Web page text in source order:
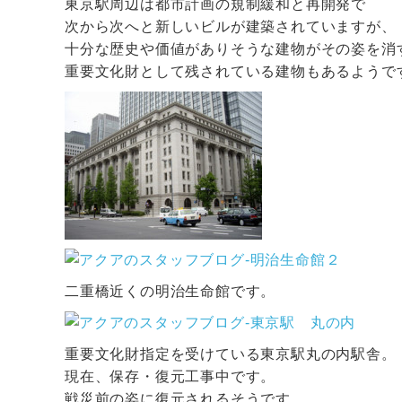
東京駅周辺は都市計画の規制緩和と再開発で
次から次へと新しいビルが建築されていますが、
十分な歴史や価値がありそうな建物がその姿を消
重要文化財として残されている建物もあるようで
二重橋近くの明治生命館です。
重要文化財指定を受けている東京駅丸の内駅舎。
現在、保存・復元工事中です。
戦災前の姿に復元されるそうです。